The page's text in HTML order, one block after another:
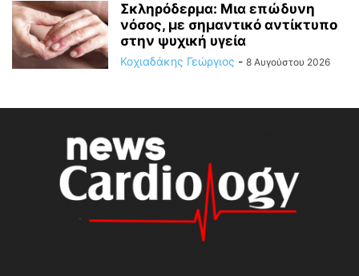
Σκληρόδερμα: Μια επώδυνη
νόσος, με σημαντικό αντίκτυπο
στην ψυχική υγεία
Κοχιαδάκης Γεώργιος - 8 Αυγούστου 2026